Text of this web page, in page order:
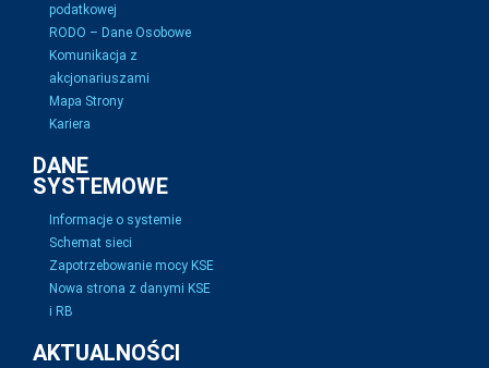
podatkowej
RODO – Dane Osobowe
Komunikacja z
akcjonariuszami
Mapa Strony
Kariera
DANE
SYSTEMOWE
Informacje o systemie
Schemat sieci
Zapotrzebowanie mocy KSE
Nowa strona z danymi KSE
i RB
AKTUALNOŚCI